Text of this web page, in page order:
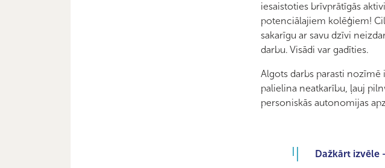
iesaistoties brīvprātīgās
potenciālajiem kolēģiem!
sakarīgu ar savu dzīvi
darbu. Visādi var gadīties.
Algots darbs parasti nozīmē
palielina neatkarību, ļauj
personiskās autonomijas
Dažkārt izvēle